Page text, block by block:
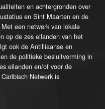
en achtergronden over
en Sint Maarten en de
een netwerk van lokale
op de zes eilanden van het
ook de Antilliaanse en
de politieke besluitvorming in
eilanden en/of voor de
Netwerk is